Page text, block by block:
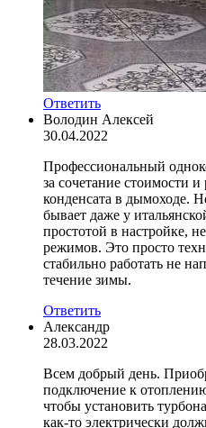
Ответить
Володин Алексей
30.04.2022
Профессиональный
за сочетание стоимости
конденсата в дымоходе.
бывает даже у
простотой в настройке,
режимов. Это просто
стабильно работать не
течение зимы.
Ответить
Александр
28.03.2022
Всем добрый день.
подключение к
чтобы установить
как-то электрически